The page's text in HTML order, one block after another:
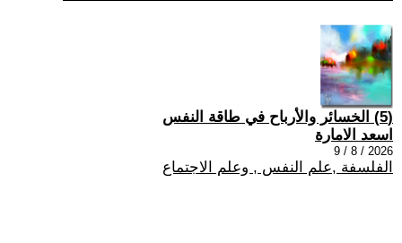
(5) الخسائر والأرباح في طاقة النفس
اسعد الامارة
2026 / 8 / 9
الفلسفة ,علم النفس , وعلم الاجتماع